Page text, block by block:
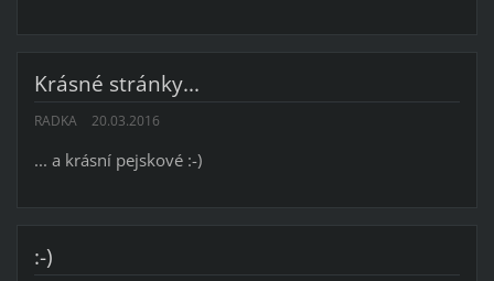
Krásné stránky...
RADKA 20.03.2016
... a krásní pejskové :-)
:-)